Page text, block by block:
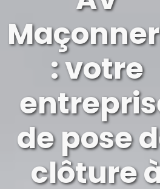
: votre
de pose
clôture